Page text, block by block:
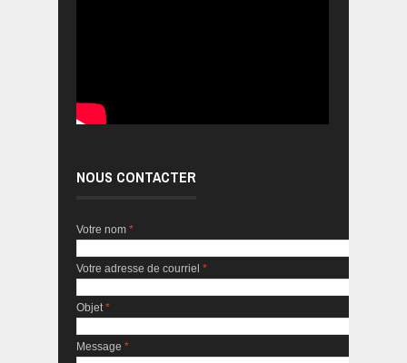
NOUS CONTACTER
Votre nom *
Votre adresse de courriel *
Objet *
Message *